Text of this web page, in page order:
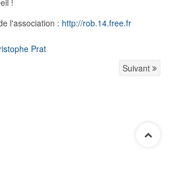
!
l'association : http://rob.14.free.fr
Suivant